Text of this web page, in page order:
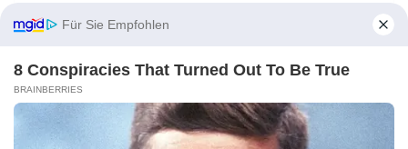
JETZT MEHR ERFAHREN
Aktien ATX EuroStoxx 50 Dow Jones NASDAQ 100
S&P 500
Für Sie Empfohlen
8 Conspiracies That Turned Out To Be True
BRAINBERRIES